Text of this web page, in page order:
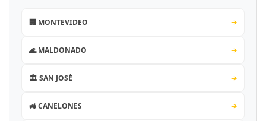
🏢 MONTEVIDEO ➔
🌊 MALDONADO ➔
🏛️ SAN JOSÉ ➔
🚜 CANELONES ➔